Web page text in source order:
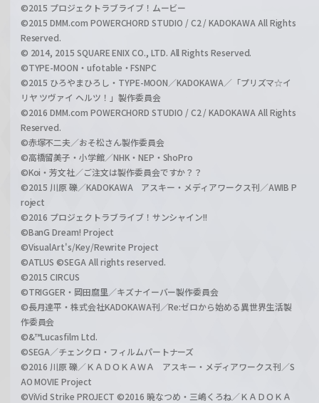
©2015 プロジェクトラブライブ！ムービー
©2015 DMM.com POWERCHORD STUDIO / C2 / KADOKAWA All Rights
Reserved.
© 2014, 2015 SQUARE ENIX CO., LTD. All Rights Reserved.
©TYPE-MOON・ufotable・FSNPC
©2015 ひろやまひろし・TYPE-MOON／KADOKAWA／「プリズマ☆イ
リヤ ツヴァイ ヘルツ！」製作委員会
©2016 DMM.com POWERCHORD STUDIO / C2 / KADOKAWA All Rights
Reserved.
©赤塚不二夫／おそ松さん製作委員会
©高橋留美子・小学館／NHK・NEP・ShoPro
©Koi・芳文社／ご注文は製作委員会ですか？？
©2015 川原 礫／KADOKAWA アスキー・メディアワークス刊／AWIB P
roject
©2016 プロジェクトラブライブ！サンシャイン!!
©BanG Dream! Project
©VisualArt's/Key/Rewrite Project
©ATLUS ©SEGA All rights reserved.
©2015 CIRCUS
©TRIGGER・岡田麿里／キズナイーバー製作委員会
©長月達平・株式会社KADOKAWA刊／Re:ゼロから始める異世界生活製
作委員会
©&™Lucasfilm Ltd.
©SEGA／チェンクロ・フィルムパートナーズ
©2016 川原 礫／ＫＡＤＯＫＡＷＡ アスキー・メディアワークス刊／S
AO MOVIE Project
©ViVid Strike PROJECT ©2016 暁なつめ・三嶋くろね／ＫＡＤＯＫＡ